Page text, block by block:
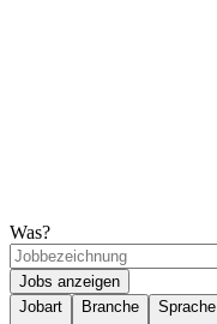
Was?
Jobs anzeigen
Jobart
Branche Sprache